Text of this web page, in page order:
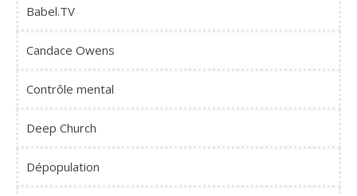
Babel.TV
Candace Owens
Contrôle mental
Deep Church
Dépopulation